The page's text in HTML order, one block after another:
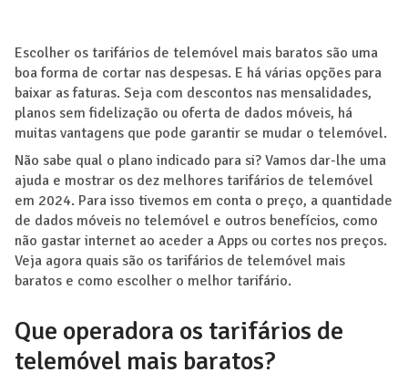
Escolher os tarifários de telemóvel mais baratos são uma
boa forma de cortar nas despesas. E há várias opções para
baixar as faturas. Seja com descontos nas mensalidades,
planos sem fidelização ou oferta de dados móveis, há
muitas vantagens que pode garantir se mudar o telemóvel.
Não sabe qual o plano indicado para si? Vamos dar-lhe uma
ajuda e mostrar os dez melhores tarifários de telemóvel
em 2024. Para isso tivemos em conta o preço, a quantidade
de dados móveis no telemóvel e outros benefícios, como
não gastar internet ao aceder a Apps ou cortes nos preços.
Veja agora quais são os tarifários de telemóvel mais
baratos e como escolher o melhor tarifário.
Que operadora os tarifários de
telemóvel mais baratos?